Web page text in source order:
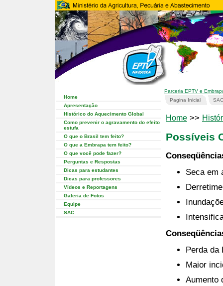
Home
Apresentação
Histórico do Aquecimento Global
Como prevenir o agravamento do efeito
estufa
O que o Brasil tem feito?
O que a Embrapa tem feito?
O que você pode fazer?
Perguntas e Respostas
Dicas para estudantes
Dicas para professores
Vídeos e Reportagens
Galeria de Fotos
Equipe
SAC
Parceria EPTV e
Pagina Inicial
SAC
Home >>
Possíveis
Seca em
Perda da
Maior
Aumento